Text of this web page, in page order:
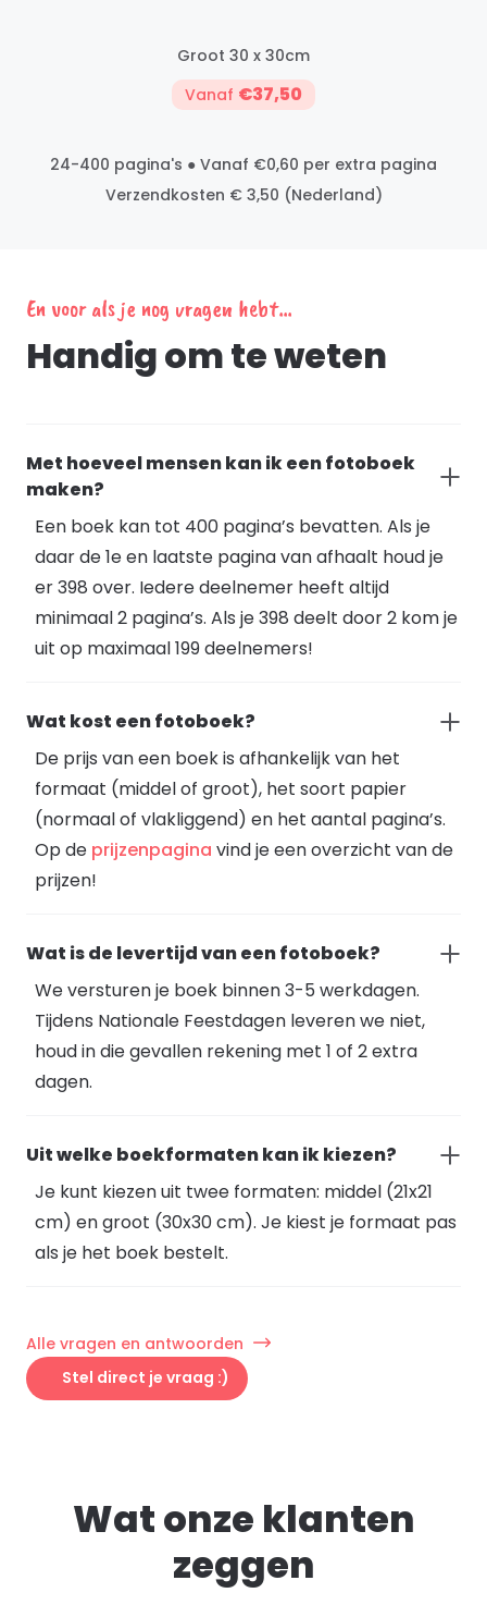
Groot 30 x 30cm
Vanaf €37,50
24-400 pagina's ● Vanaf €0,60 per extra pagina
Verzendkosten € 3,50 (Nederland)
En voor als je nog vragen hebt...
Handig om te weten
Met hoeveel mensen kan ik een fotoboek
maken?
Een boek kan tot 400 pagina’s bevatten. Als je
daar de 1e en laatste pagina van afhaalt houd je
er 398 over. Iedere deelnemer heeft altijd
minimaal 2 pagina’s. Als je 398 deelt door 2 kom je
uit op maximaal 199 deelnemers!
Wat kost een fotoboek?
De prijs van een boek is afhankelijk van het
formaat (middel of groot), het soort papier
(normaal of vlakliggend) en het aantal pagina’s.
Op de prijzenpagina vind je een overzicht van de
prijzen!
Wat is de levertijd van een fotoboek?
We versturen je boek binnen 3-5 werkdagen.
Tijdens Nationale Feestdagen leveren we niet,
houd in die gevallen rekening met 1 of 2 extra
dagen.
Uit welke boekformaten kan ik kiezen?
Je kunt kiezen uit twee formaten: middel (21x21
cm) en groot (30x30 cm). Je kiest je formaat pas
als je het boek bestelt.
Alle vragen en antwoorden
Stel direct je vraag :)
Wat onze klanten
zeggen